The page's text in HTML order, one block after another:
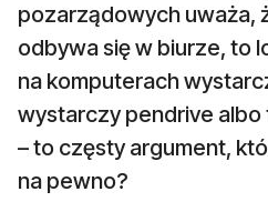
pozarządowych uważa,
odbywa się w biurze, to
na komputerach
wystarczy pendrive
– to częsty argument,
na pewno?